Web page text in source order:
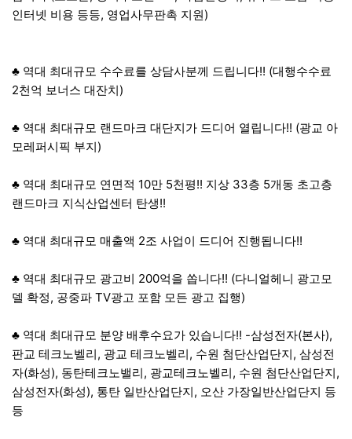
인터넷 비용 등등, 영업사무판촉 지원)
♣ 역대 최대규모 수수료를 상담사분께 드립니다!! (대행수수료
2천억 보너스 대잔치)
♣ 역대 최대규모 랜드마크 대단지가 드디어 열립니다!! (광교 아
모레퍼시픽 부지)
♣ 역대 최대규모 연면적 10만 5천평!! 지상 33층 5개동 초고층
랜드마크 지식산업센터 탄생!!
♣ 역대 최대규모 매출액 2조 사업이 드디어 진행됩니다!!
♣ 역대 최대규모 광고비 200억을 쏩니다!! (다니얼헤니 광고모
델 확정, 공중파 TV광고 포함 모든 광고 집행)
♣ 역대 최대규모 분양 배후수요가 있습니다!! -삼성전자(본사),
판교 테크노벨리, 광교 테크노벨리, 수원 첨단산업단지, 삼성전
자(화성), 동탄테크노밸리, 광교테크노벨리, 수원 첨단산업단지,
삼성전자(화성), 통탄 일반산업단지, 오산 가장일반산업단지 등
등